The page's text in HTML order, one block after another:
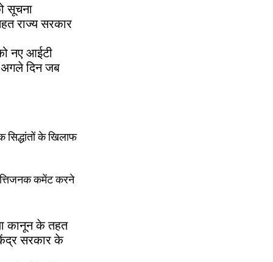
सूचना
राज्य सरकार
नए आईटी
अगले दिन जब
सिद्धांतों के खिलाफ
कमेंट करने
कानून के तहत
केंद्र सरकार के